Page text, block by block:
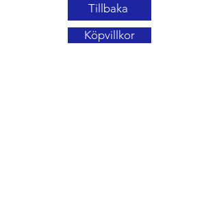
Den är signerad och numrerad av mig på
framsidan.
Tillbaka
Köpvillkor